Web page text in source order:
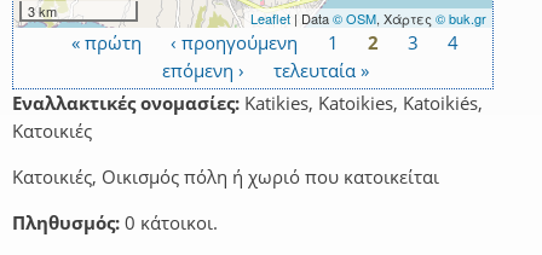
3 km Leaflet | Data© OSM, Χάρτες © buk.gr
« πρώτη ‹ προηγούμενη 1 2 3
4
επόμενη ›
τελευταία »
Εναλλακτικές ονομασίες: Katikies, Katoikies, Katoikiés,
Κατοικιές
Κατοικιές, Οικισμός πόλη ή χωριό που κατοικείται
Πληθυσμός: 0 κάτοικοι.